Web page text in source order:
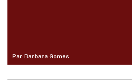
Par Barbara Gomes